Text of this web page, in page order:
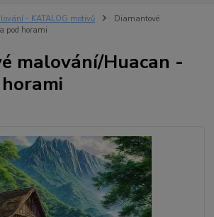
- KATALOG motivů
Diamantové
pod horami
malování/Huacan -